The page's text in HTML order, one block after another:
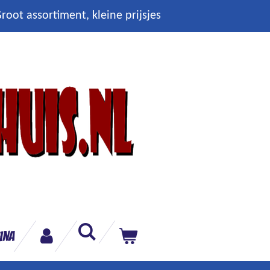
assortiment, kleine prijsjes